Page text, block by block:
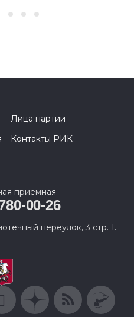
Лица партии
Контакты РИК
приемная
00-26
переулок, 3 стр. 1.